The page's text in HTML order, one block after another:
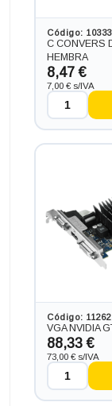
Ordenador
CORE I5 -
memoria
Código: 10333
C CONVERS
HEMBRA
8,47 €
7,00 € s/IVA
Código: 11262
VGA NVIDIA
88,33 €
73,00 € s/IVA